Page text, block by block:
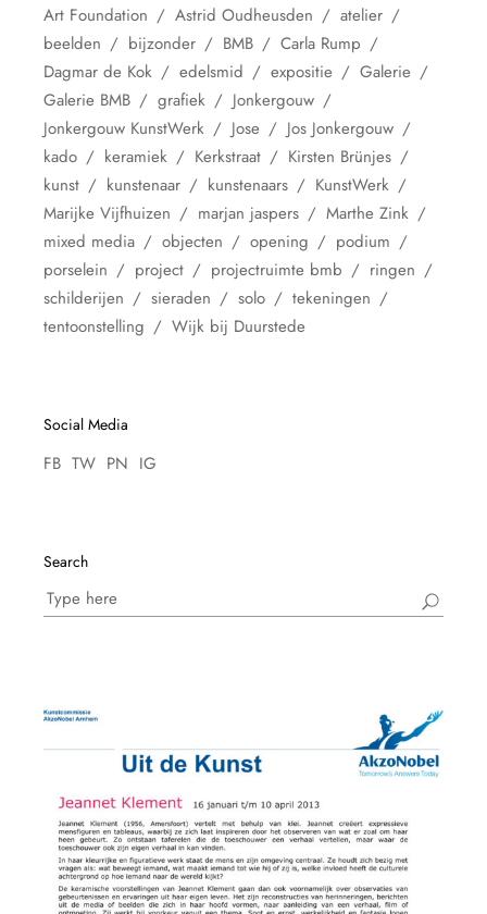
Art Foundation
Astrid Oudheusden
atelier
beelden
bijzonder BMB
Carla Rump
Dagmar de Kok
edelsmid expositie
Galerie
Galerie BMB
grafiek
Jonkergouw
Jonkergouw KunstWerk
Jose
Jos Jonkergouw
kado
keramiek Kerkstraat
Kirsten Brünjes
kunst
kunstenaar kunstenaars
KunstWerk
Marijke Vijfhuizen
marjan jaspers
Marthe Zink
mixed media
objecten opening
podium
porselein
project projectruimte bmb
ringen
schilderijen
sieraden solo
tekeningen
tentoonstelling
Wijk bij Duurstede
Social Media
FB TW PN IG
Search
Search
for: